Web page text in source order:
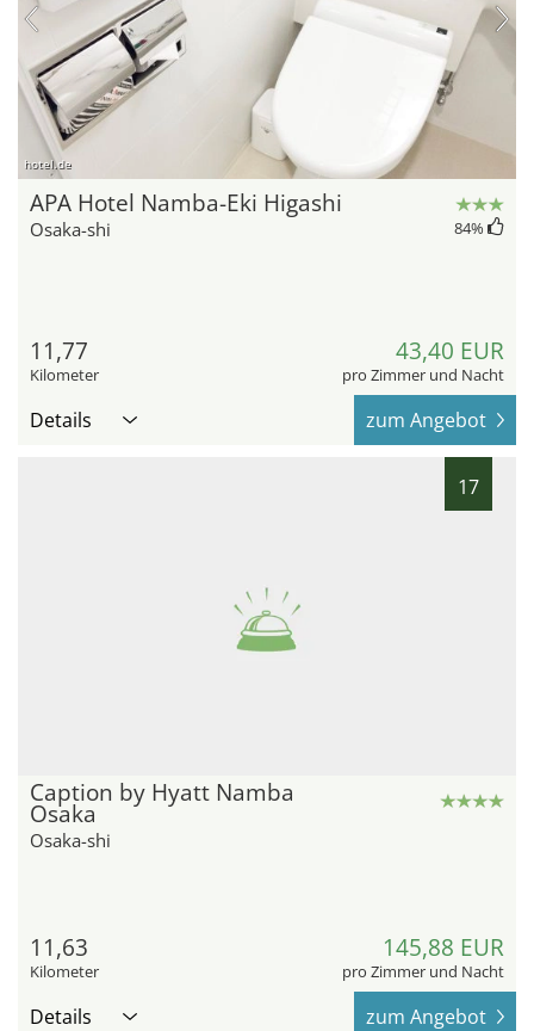
hotel.de
APA Hotel Namba-Eki Higashi
Osaka-shi 84%
11,77
Kilometer
43,40 EUR
pro Zimmer und Nacht
Details zum Angebot
17
Caption by Hyatt Namba
Osaka
Osaka-shi
11,63
Kilometer
145,88 EUR
pro Zimmer und Nacht
Details zum Angebot